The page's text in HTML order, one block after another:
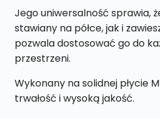
Jego uniwersalność sprawia,
stawiany na półce, jak i
pozwala dostosować go do
przestrzeni.
Wykonany na solidnej płycie
trwałość i wysoką jakość.